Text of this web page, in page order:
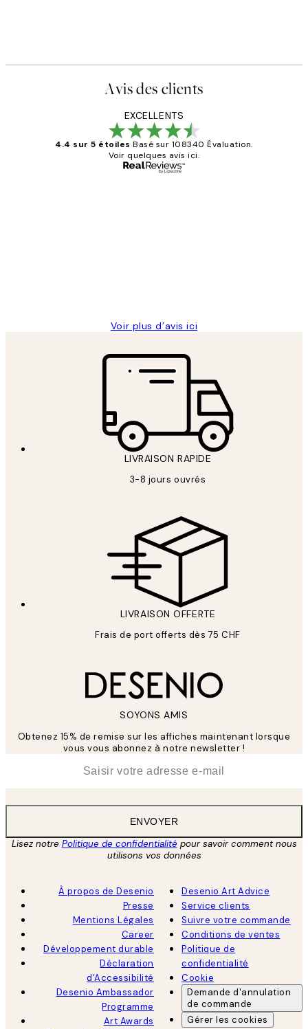
Avis des clients
EXCELLENTS
4.4 sur 5 étoiles Basé sur 108340 Évaluation.
Voir quelques avis ici.
Voir plus d’avis ici
LIVRAISON RAPIDE
3-8 jours ouvrés
LIVRAISON OFFERTE
Frais de port offerts dès 75 CHF
SOYONS AMIS
Obtenez 15% de remise sur les affiches maintenant lorsque
vous vous abonnez à notre newsletter !
ENVOYER
Lisez notre Politique de confidentialitépour savoir comment nous
utilisons vos données
À propos de Desenio
Presse
Mentions Légales
Career
Développement durable
Déclaration
d'Accessibilité
Desenio Ambassador
Programme
Art Awards
Desenio Art Advice
Service clients
Suivre votre commande
Conditions de ventes
Politique de
confidentialité
Cookie
Demande d'annulation
de commande
Gérer les cookies